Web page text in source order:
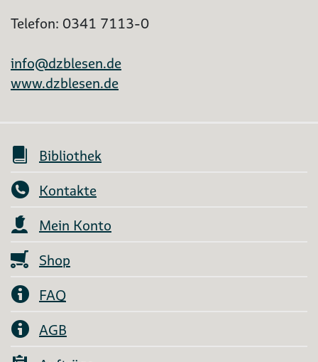
Telefon: 0341 7113-0
info@dzblesen.de
www.dzblesen.de
Bibliothek
Kontakte
Mein Konto
Shop
FAQ
AGB